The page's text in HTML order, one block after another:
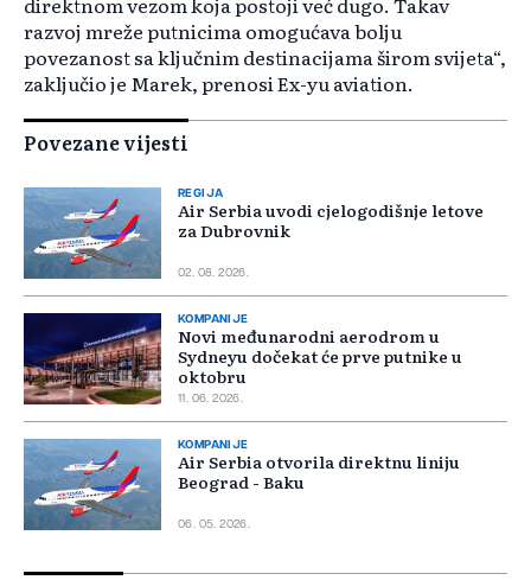
razvoj mreže putnicima omogućava bolju
povezanost sa ključnim destinacijama širom svijeta“,
zaključio je Marek, prenosi Ex-yu aviation.
Povezane vijesti
REGIJA
Air Serbia uvodi cjelogodišnje letove
za Dubrovnik
02. 08. 2026.
KOMPANIJE
Novi međunarodni aerodrom u
Sydneyu dočekat će prve putnike u
oktobru
11. 06. 2026.
KOMPANIJE
Air Serbia otvorila direktnu liniju
Beograd - Baku
06. 05. 2026.